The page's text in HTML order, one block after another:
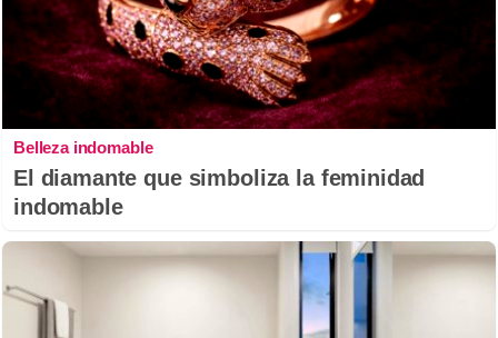
Belleza indomable
El diamante que simboliza la feminidad
indomable